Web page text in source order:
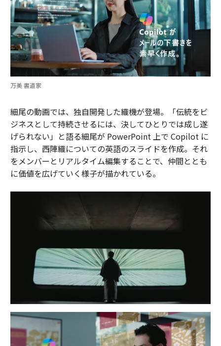
万美 書道家
細尾の動画では、独自開発した織機が登場。「伝統をビ
ジネスとして持続させるには、決してひとりでは成し遂
げられない」と語る細尾が PowerPoint 上で Copilot に
指示し、西陣織についての英語のスライドを作成。それ
をメンバーとリアルタイム編集することで、仲間ととも
に価値を広げていく様子が描かれている。